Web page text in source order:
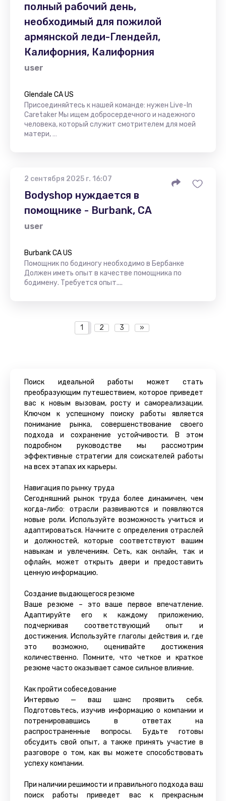
полный рабочий день,
необходимый для пожилой
армянской леди-Глендейл,
Калифорния, Калифорния
user
Glendale CA US
Присоединяйтесь к нашей команде: нужен Live-In
Caretaker Мы ищем добросердечного и надежного
человека, который служит смотрителем для моей
матери, …
2 сентября 2025 г. 16:07
Bodyshop нуждается в
помощнике - Burbank, CA
user
Burbank CA US
Помощник по бодиногу необходимо в Бербанке
Должен иметь опыт в качестве помощника по
бодимену. Требуется опыт....
1 2 3 »
Поиск идеальной работы может стать
преобразующим путешествием, которое приведет
вас к новым вызовам, росту и самореализации.
Ключом к успешному поиску работы является
понимание рынка, совершенствование своего
подхода и сохранение устойчивости. В этом
подробном руководстве мы рассмотрим
эффективные стратегии для соискателей работы
на всех этапах их карьеры.
Навигация по рынку труда
Сегодняшний рынок труда более динамичен, чем
когда-либо: отрасли развиваются и появляются
новые роли. Используйте возможность учиться и
адаптироваться. Начните с определения отраслей
и должностей, которые соответствуют вашим
навыкам и увлечениям. Сеть, как онлайн, так и
офлайн, может открыть двери и предоставить
ценную информацию.
Создание выдающегося резюме
Ваше резюме – это ваше первое впечатление.
Адаптируйте его к каждому приложению,
подчеркивая соответствующий опыт и
достижения. Используйте глаголы действия и, где
это возможно, оценивайте достижения
количественно. Помните, что четкое и краткое
резюме часто оказывает самое сильное влияние.
Как пройти собеседование
Интервью — ваш шанс проявить себя.
Подготовьтесь, изучив информацию о компании и
потренировавшись в ответах на
распространенные вопросы. Будьте готовы
обсудить свой опыт, а также принять участие в
разговоре о том, как вы можете способствовать
успеху компании.
При наличии решимости и правильного подхода ваш
поиск работы приведет вас к прекрасным